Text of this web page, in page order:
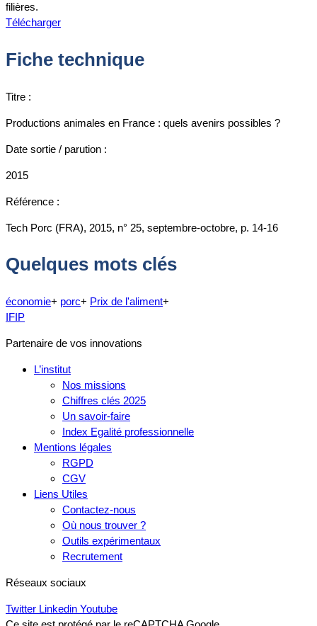
filières.
Télécharger
Fiche technique
Titre :
Productions animales en France : quels avenirs possibles ?
Date sortie / parution :
2015
Référence :
Tech Porc (FRA), 2015, n° 25, septembre-octobre, p. 14-16
Quelques mots clés
économie+ porc+ Prix de l'aliment+
IFIP
Partenaire de vos innovations
L’institut
Nos missions
Chiffres clés 2025
Un savoir-faire
Index Egalité professionnelle
Mentions légales
RGPD
CGV
Liens Utiles
Contactez-nous
Où nous trouver ?
Outils expérimentaux
Recrutement
Réseaux sociaux
Twitter Linkedin Youtube